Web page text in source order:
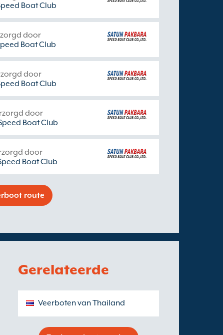
Boat Club
door
Boat Club
door
Boat Club
door
Boat Club
door
Boat Club
route
Gerelateerde
Veerboten van Thailand